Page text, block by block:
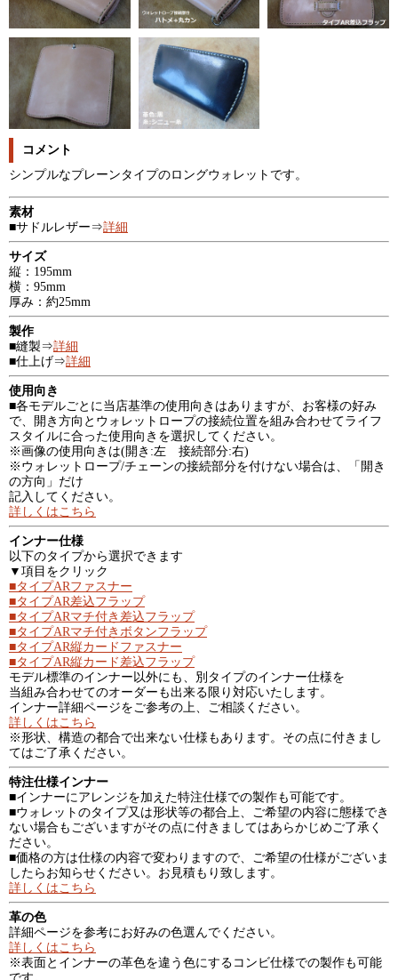
コメント
シンプルなプレーンタイプのロングウォレットです。
素材
■サドルレザー⇒詳細
サイズ
縦：195mm
横：95mm
厚み：約25mm
製作
■縫製⇒詳細
■仕上げ⇒詳細
使用向き
■各モデルごとに当店基準の使用向きはありますが、お客様の好み
で、開き方向とウォレットロープの接続位置を組み合わせてライフ
スタイルに合った使用向きを選択してください。
※画像の使用向きは(開き:左 接続部分:右)
※ウォレットロープ/チェーンの接続部分を付けない場合は、「開き
の方向」だけ
記入してください。
詳しくはこちら
インナー仕様
以下のタイプから選択できます
▼項目をクリック
■タイプARファスナー
■タイプAR差込フラップ
■タイプARマチ付き差込フラップ
■タイプARマチ付きボタンフラップ
■タイプAR縦カードファスナー
■タイプAR縦カード差込フラップ
モデル標準のインナー以外にも、別タイプのインナー仕様を
当組み合わせてのオーダーも出来る限り対応いたします。
インナー詳細ページをご参考の上、ご相談ください。
詳しくはこちら
※形状、構造の都合で出来ない仕様もあります。その点に付きまし
てはご了承ください。
特注仕様インナー
■インナーにアレンジを加えた特注仕様での製作も可能です。
■ウォレットのタイプ又は形状等の都合上、ご希望の内容に態様でき
ない場合もございますがその点に付きましてはあらかじめご了承く
ださい。
■価格の方は仕様の内容で変わりますので、ご希望の仕様がございま
したらお知らせください。お見積もり致します。
詳しくはこちら
革の色
詳細ページを参考にお好みの色選んでください。
詳しくはこちら
※表面とインナーの革色を違う色にするコンビ仕様での製作も可能